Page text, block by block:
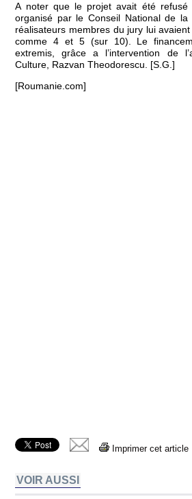
A noter que le projet avait été refusé
organisé par le Conseil National de la
réalisateurs membres du jury lui
comme 4 et 5 (sur 10). Le
extremis, grâce a l’intervention de
Culture, Razvan Theodorescu. [S.G.]
[Roumanie.com]
Imprimer cet article
VOIR AUSSI